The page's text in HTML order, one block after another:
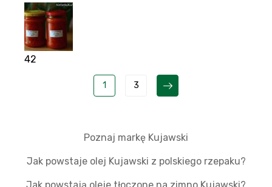
42
1 3
Poznaj markę Kujawski
Jak powstaje olej Kujawski z polskiego rzepaku?